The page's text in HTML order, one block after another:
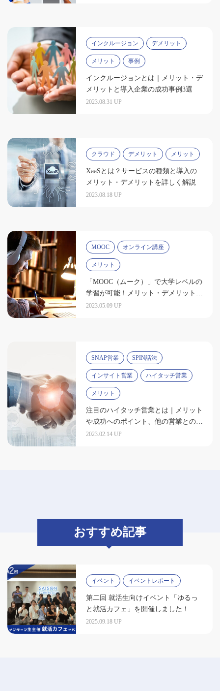
インクルージョン デメリット
メリット 事例
インクルージョンとは｜メリット・デ
メリットと導入企業の成功事例3選
2023.08.31 UP
クラウド デメリット メリット
XaaSとは？サービスの種類と導入の
メリット・デメリットを詳しく解説
2023.08.18 UP
MOOC オンライン講座
メリット
「MOOC（ムーク）」で大学レベルの
学習が可能！メリット・デメリット
は？
2023.05.09 UP
SNAP営業 SPIN話法
インサイト営業 ハイタッチ営業
メリット
注目のハイタッチ営業とは｜メリット
や成功へのポイント、他の営業との違
いを解説
2023.02.14 UP
おすすめ記事
イベント イベントレポート
第二回 就活生向けイベント「ゆるっ
と就活カフェ」を開催しました！
2025.09.18 UP